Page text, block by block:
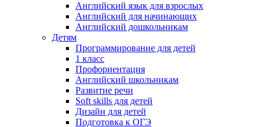
Английский язык для взрослых
Английский для начинающих
Английский дошкольникам
Детям
Программирование для детей
1 класс
Профориентация
Английский школьникам
Развитие речи
Soft skills для детей
Дизайн для детей
Подготовка к ОГЭ